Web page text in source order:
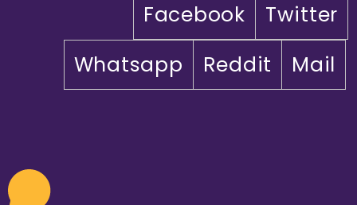
Facebook
Twitter
Whatsapp
Reddit Mail